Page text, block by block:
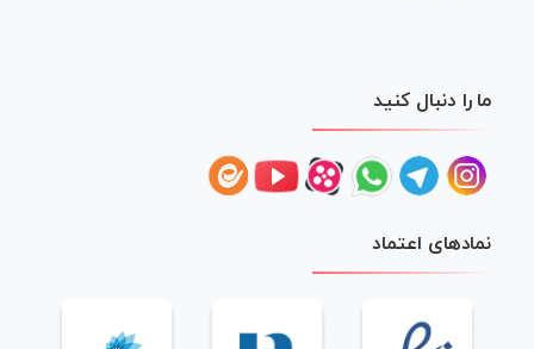
ما را دنبال کنید
نمادهای اعتماد